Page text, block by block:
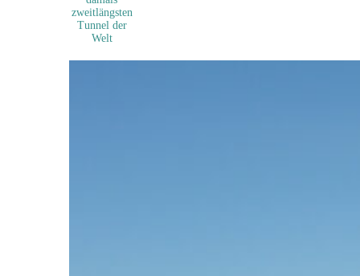
zweitlängsten
Tunnel der
Welt